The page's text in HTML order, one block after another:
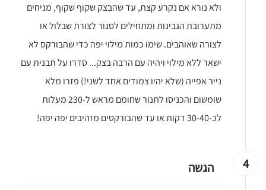
אותי באינסטגרם
הכנתם מתכון שלי? חפשו "Shahar_Hen_Hayokra" באינסטגרם עקבו אחריי עוד היום ותעלו את המתכון שהכנתם לסטורי ואני
ולא נורא אם נקרע קצת, עד שהבצק שקוף שקוף, מניחים
מתערובת הגבינות ומתחילים לסגור לצורת שבלול או
לצורה שאוהבים. שימו כמות מילוי יפה כדי שהבורקס לא
ישאר ללא מילוי ויהיה עם הרבה בצק... סדרו על תבנית עם
נייר אפייה (שלא יהיו צמודים אחד לשני!) פזרו מלא
שומשום והכניסו לתנור שחומם מראש ל-230 מעלות
לכ-30-40 דקות או עד שהבורקסים מזהיבים יפה יפה!
4 הגשה